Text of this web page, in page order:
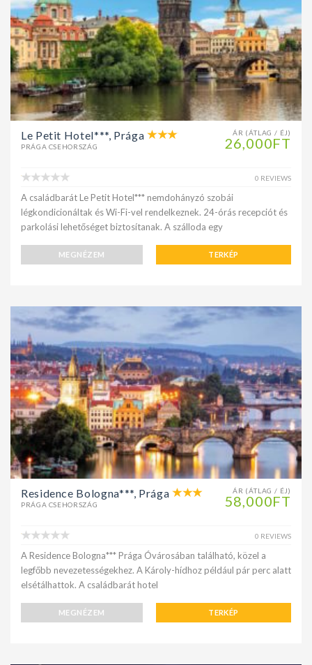
ÁR (ÁTLAG / ÉJ)
26,000FT
Le Petit Hotel***, Prága
PRÁGA CSEHORSZÁG
0 REVIEWS
A családbarát Le Petit Hotel*** nemdohányzó szobái
légkondicionáltak és Wi-Fi-vel rendelkeznek. 24-órás recepciót és
parkolási lehetőséget biztosítanak. A szálloda egy
MEGNÉZEM TERKÉP
ÁR (ÁTLAG / ÉJ)
58,000FT
Residence Bologna***, Prága
PRÁGA CSEHORSZÁG
0 REVIEWS
A Residence Bologna*** Prága Óvárosában található, közel a
legfőbb nevezetességekhez. A Károly-hídhoz például pár perc alatt
elsétálhattok. A családbarát hotel
MEGNÉZEM TERKÉP